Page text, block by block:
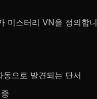
미스터리 VN을 정의합
으로 발견되는 단서